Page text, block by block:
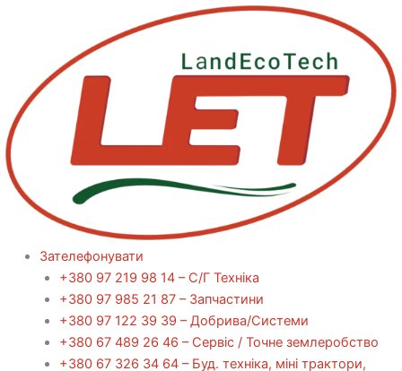
Зателефонувати
+380 97 219 98 14 – С/Г Техніка
+380 97 985 21 87 – Запчастини
+380 97 122 39 39 – Добрива/Cистеми
+380 67 489 26 46 – Сервіс / Точне землеробство
+380 67 326 34 64 – Буд. техніка, міні трактори,